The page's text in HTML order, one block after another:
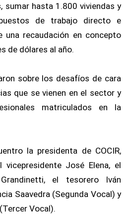
sumar hasta 1.800 viviendas y
de trabajo directo e
una recaudación en concepto
de dólares al año.
sobre los desafíos de cara
que se vienen en el sector y
matriculados en la
la presidenta de COCIR,
vicepresidente José Elena, el
el tesorero Iván
Saavedra (Segunda Vocal) y
Vocal).